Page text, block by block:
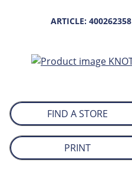
ARTICLE: 400262358
FIND A STORE
PRINT